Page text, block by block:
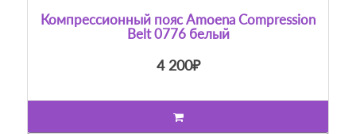
Компрессионный пояс Amoena Compression
Belt 0776 белый
4 200₽